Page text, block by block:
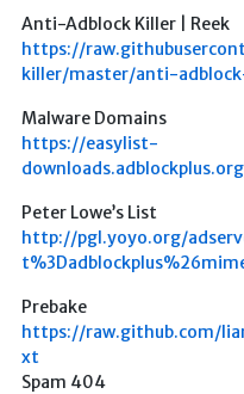
Anti-Adblock Killer | Reek
https://
killer/master/anti-
Malware Domains
https://easylist-
Peter Lowe’s List
http://pgl.yoyo.org/
Prebake
https://raw.github.com/
xt
Spam 404
音乐解析 半成品